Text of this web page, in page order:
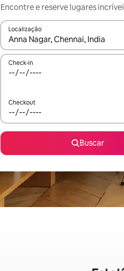
Encontre e reserve lugares
Localização
Quando os resultados estiverem
Check-in
Checkout
Buscar